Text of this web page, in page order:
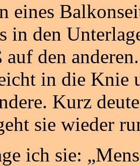
eines
in den
auf den
in die Knie
Kurz
sie wieder
ich sie: